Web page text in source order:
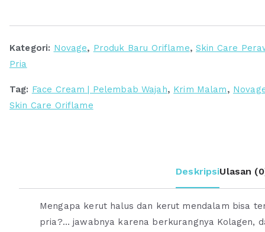
HEMAT
40%
Kategori: Novage, Produk Baru Oriflame,Skin Care
Pria
Tag: Face Cream | Pelembab Wajah, Krim Malam,
Skin Care Oriflame
DeskripsiUlasan
Mengapa kerut halus dan kerut mendalam bisa
pria?… jawabnya karena berkurangnya Kolagen,